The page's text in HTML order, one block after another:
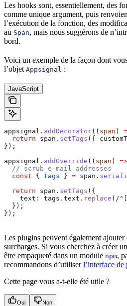
Les hooks sont, essentiellement, des
comme unique argument, puis
l’exécution de la fonction, des
au Span, mais nous suggérons de
bord.
Voici un exemple de la façon dont
l’objet Appsignal :
JavaScript
appsignal . addDecorator(( span )
  return
span . setTags ({
});
appsignal . addOverride (( span ) =>
  // scrub e-mail addresses
  const
{ tags } = span .
  return
span . setTags ({
    text:
tags . text . replace ( /^ [
  });
});
Les plugins peuvent également ajouter
surcharges. Si vous cherchez à créer
être empaqueté dans un module npm,
recommandons d’utiliserl’interface de
Cette page vous a-t-elle été utile ?
Oui Non